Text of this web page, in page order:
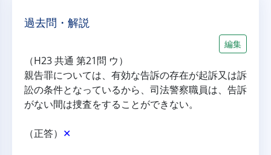
過去問・解説
編集
（H23 共通 第21問 ウ）
親告罪については、有効な告訴の存在が起訴又は訴
訟の条件となっているから、司法警察職員は、告訴
がない間は捜査をすることができない。
（正答） ✕